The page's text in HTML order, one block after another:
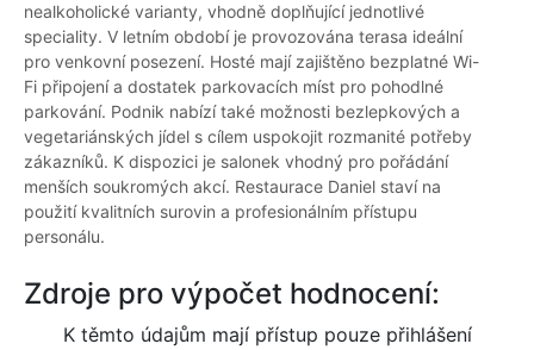
nealkoholické varianty, vhodně doplňující jednotlivé
speciality. V letním období je provozována terasa ideální
pro venkovní posezení. Hosté mají zajištěno bezplatné Wi-
Fi připojení a dostatek parkovacích míst pro pohodlné
parkování. Podnik nabízí také možnosti bezlepkových a
vegetariánských jídel s cílem uspokojit rozmanité potřeby
zákazníků. K dispozici je salonek vhodný pro pořádání
menších soukromých akcí. Restaurace Daniel staví na
použití kvalitních surovin a profesionálním přístupu
personálu.
Zdroje pro výpočet hodnocení:
K těmto údajům mají přístup pouze přihlášení